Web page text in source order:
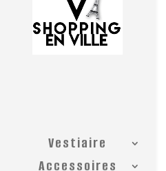
Vestiaire
Accessoires